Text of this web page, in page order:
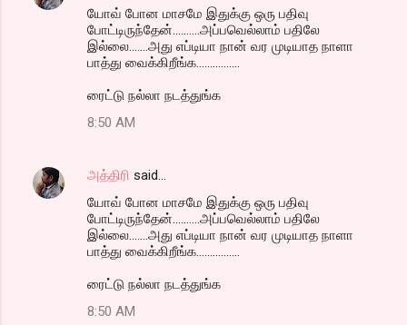
யோவ் போன மாசமே இதுக்கு ஒரு பதிவு
போட்டிருந்தேன்..........அப்பவெல்லாம் பதிலே
இல்லை.......அது எப்டியா நான் வர முடியாத நாளா
பாத்து வைக்கிறீங்க................
ரைட்டு நல்லா நடத்துங்க
8:50 AM
அத்திரி said…
யோவ் போன மாசமே இதுக்கு ஒரு பதிவு
போட்டிருந்தேன்..........அப்பவெல்லாம் பதிலே
இல்லை.......அது எப்டியா நான் வர முடியாத நாளா
பாத்து வைக்கிறீங்க................
ரைட்டு நல்லா நடத்துங்க
8:50 AM